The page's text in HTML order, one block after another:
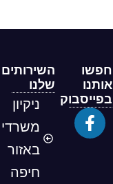
חפשו
אותנו
בפייסבוק
השירותים
שלנו
ניקיון
באזור
חיפה